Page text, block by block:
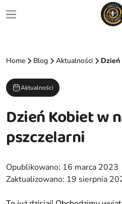
Home Blog Aktualności
Aktualności
Dzień Kobiet w
pszczelarni
Opublikowano: 16 marca 2023
Zaktualizowano: 19 sierpnia